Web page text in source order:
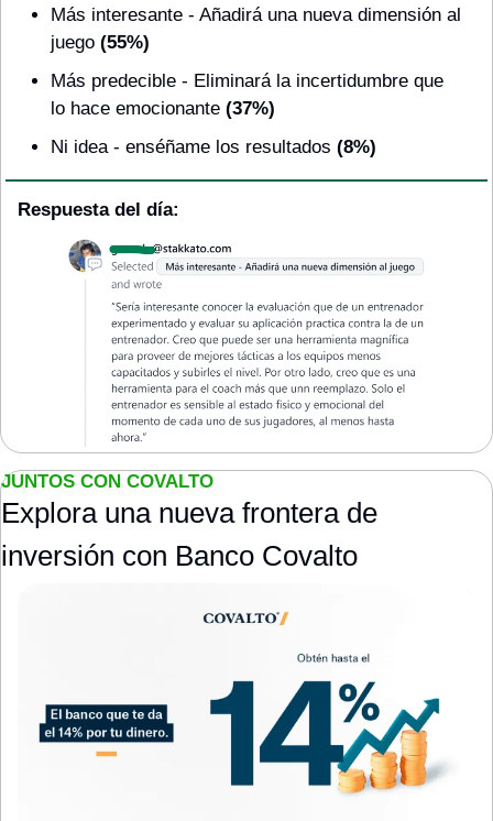
Más interesante - Añadirá una nueva dimensión al
juego (55%)
Más predecible - Eliminará la incertidumbre que
lo hace emocionante (37%)
Ni idea - enséñame los resultados (8%)
Respuesta del día:
JUNTOS CON COVALTO
Explora una nueva frontera de
inversión con Banco Covalto